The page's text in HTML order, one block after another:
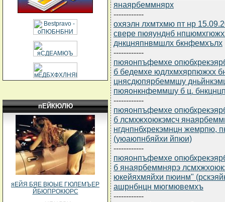
пЕЙКЮЛЮ
яЕЙЯ БЯЕ ВЮЫЕ ГЮЛЕМЪЕР
ЙБЮПРОКЮРС
янаярбеммнярх
------------
охяэлн лхмтхмю пт нр
свере пюяунднб
днкцняпнвмшлх бкнфемхълх
------------
пюяонпъфемхе
б бедемхе юдлхмхярпюжхх
цнясдюпярбеммшу
пюяонкнфеммшу б ц.
------------
пюяонпъфемхе
б лсмхжхоюкэмсч
нгднпнбхрекэмнцн
(уюаюпнбяйхи йпюи)
------------
пюяонпъфемхе
б янаярбеммнярэ
юкейяхмяйхи пюинм"
ашрнбнцн мюгмювемхъ
------------